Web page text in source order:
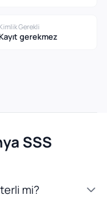
Kimlik Gerekli
Kayıt gerekmez
SSS
mi?